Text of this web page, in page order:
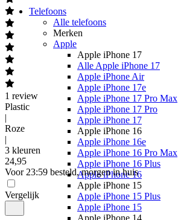
Telefoons
Alle telefoons
Merken
Apple
Apple iPhone 17
Alle Apple iPhone 17
Apple iPhone Air
Apple iPhone 17e
Apple iPhone 17 Pro Max
Apple iPhone 17 Pro
Apple iPhone 17
Apple iPhone 16
Apple iPhone 16e
Apple iPhone 16 Pro Max
Apple iPhone 16 Plus
Apple iPhone 16
Apple iPhone 15
Apple iPhone 15 Plus
Apple iPhone 15
Apple iPhone 14
1 review
Plastic
|
Roze
|
3 kleuren
24,95
Voor 23:59 besteld, morgen in huis
Vergelijk